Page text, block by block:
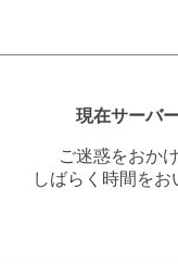
現在サーバ
ご迷惑をおか
しばらく時間を